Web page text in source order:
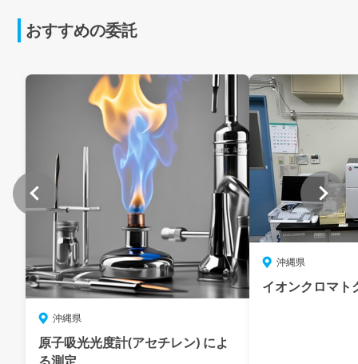
おすすめの委託
沖縄県
原子吸光光度計(アセチレン) によ
沖縄県
イオンクロマト